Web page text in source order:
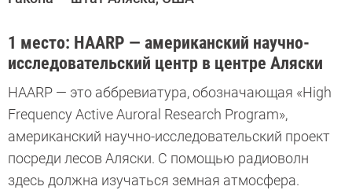
1 место: HAARP — американский научно-
исследовательский центр в центре Аляски
HAARP — это аббревиатура, обозначающая «High
Frequency Active Auroral Research Program»,
американский научно-исследовательский проект
посреди лесов Аляски. С помощью радиоволн
здесь должна изучаться земная атмосфера.